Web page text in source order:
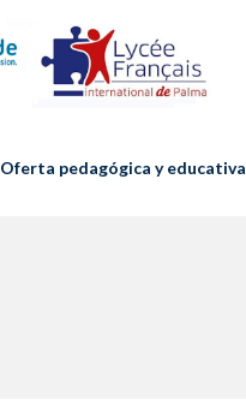
Oferta pedagógica y educativa